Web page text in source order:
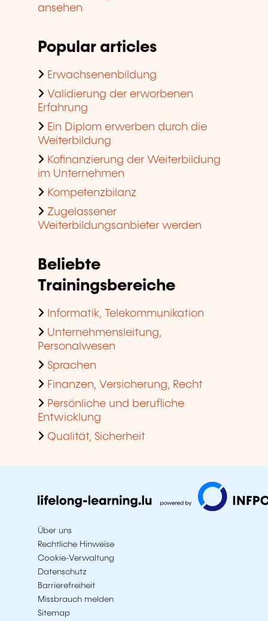
ansehen
Popular articles
Erwachsenenbildung
Validierung der erworbenen
Erfahrung
Ein Diplom erwerben durch die
Weiterbildung
Kofinanzierung der Weiterbildung
im Unternehmen
Kompetenzbilanz
Zugelassener
Weiterbildungsanbieter werden
Beliebte
Trainingsbereiche
Informatik, Telekommunikation
Unternehmensleitung,
Personalwesen
Sprachen
Finanzen, Versicherung, Recht
Persönliche und berufliche
Entwicklung
Qualität, Sicherheit
Über uns
Rechtliche Hinweise
Cookie-Verwaltung
Datenschutz
Barrierefreiheit
Missbrauch melden
Sitemap